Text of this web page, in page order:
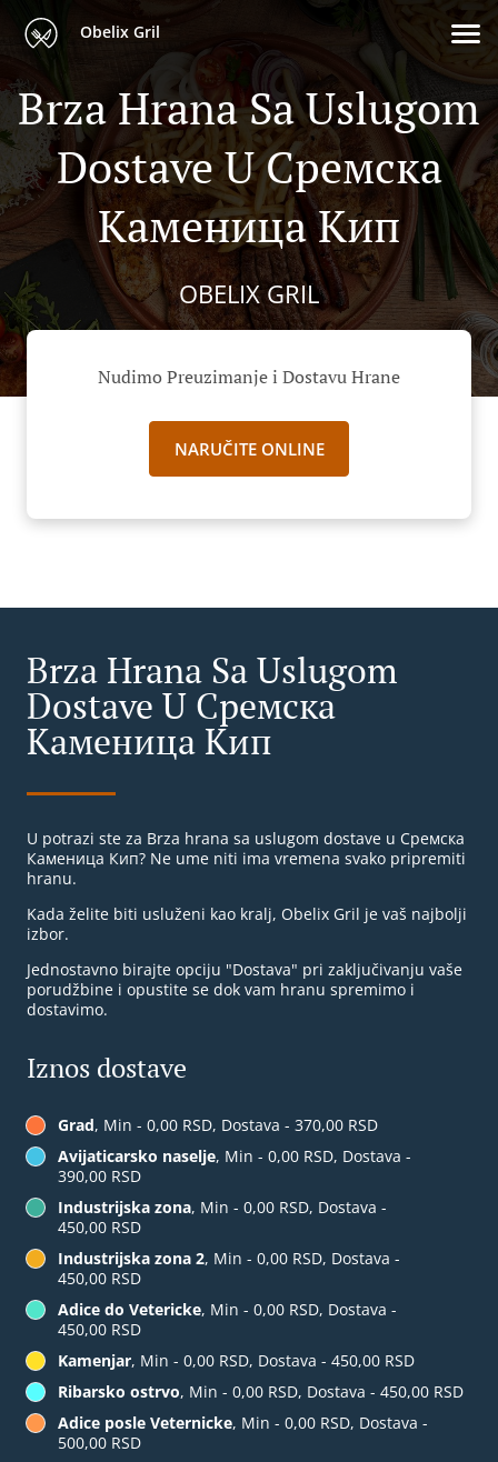
Obelix Gril
Brza Hrana Sa Uslugom
Dostave U Сремска
Каменица Кип
OBELIX GRIL
Nudimo Preuzimanje i Dostavu Hrane
NARUČITE ONLINE
Brza Hrana Sa Uslugom
Dostave U Сремска
Каменица Кип
U potrazi ste za Brza hrana sa uslugom dostave u Сремска
Каменица Кип? Ne ume niti ima vremena svako pripremiti
hranu.
Kada želite biti usluženi kao kralj, Obelix Gril je vaš najbolji
izbor.
Jednostavno birajte opciju "Dostava" pri zaključivanju vaše
porudžbine i opustite se dok vam hranu spremimo i
dostavimo.
Iznos dostave
Grad, Min - 0,00 RSD, Dostava - 370,00 RSD
Avijaticarsko naselje, Min - 0,00 RSD, Dostava -
390,00 RSD
Industrijska zona, Min - 0,00 RSD, Dostava -
450,00 RSD
Industrijska zona 2, Min - 0,00 RSD, Dostava -
450,00 RSD
Adice do Vetericke, Min - 0,00 RSD, Dostava -
450,00 RSD
Kamenjar, Min - 0,00 RSD, Dostava - 450,00 RSD
Ribarsko ostrvo, Min - 0,00 RSD, Dostava - 450,00 RSD
Adice posle Veternicke, Min - 0,00 RSD, Dostava -
500,00 RSD